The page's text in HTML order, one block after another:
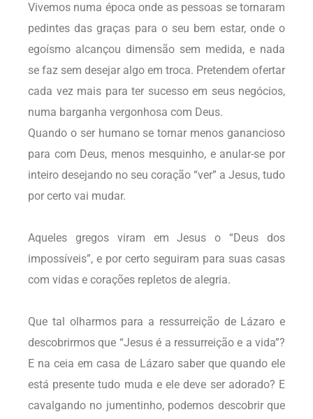
Vivemos numa época onde as pessoas se tornaram
pedintes das graças para o seu bem estar, onde o
egoísmo alcançou dimensão sem medida, e nada
se faz sem desejar algo em troca. Pretendem ofertar
cada vez mais para ter sucesso em seus negócios,
numa barganha vergonhosa com Deus.
Quando o ser humano se tornar menos ganancioso
para com Deus, menos mesquinho, e anular-se por
inteiro desejando no seu coração “ver” a Jesus, tudo
por certo vai mudar.
Aqueles gregos viram em Jesus o “Deus dos
impossíveis”, e por certo seguiram para suas casas
com vidas e corações repletos de alegria.
Que tal olharmos para a ressurreição de Lázaro e
descobrirmos que “Jesus é a ressurreição e a vida”?
E na ceia em casa de Lázaro saber que quando ele
está presente tudo muda e ele deve ser adorado? E
cavalgando no jumentinho, podemos descobrir que